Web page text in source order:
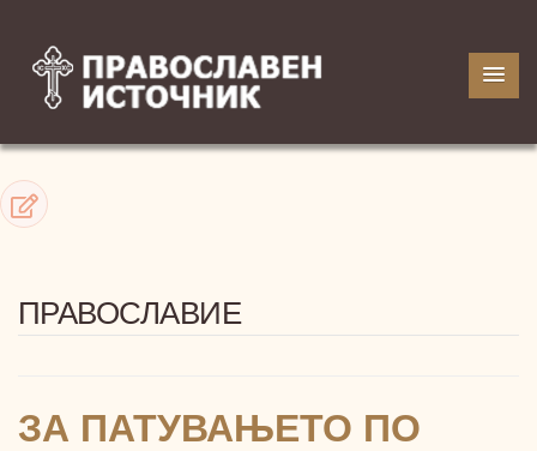
ПРАВОСЛАВИЕ
ЗА ПАТУВАЊЕТО ПО